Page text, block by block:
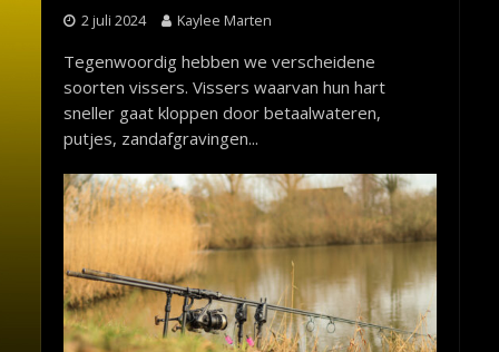
2 juli 2024 Kaylee Marten
Tegenwoordig hebben we verscheidene
soorten vissers. Vissers waarvan hun hart
sneller gaat kloppen door betaalwateren,
putjes, zandafgravingen...